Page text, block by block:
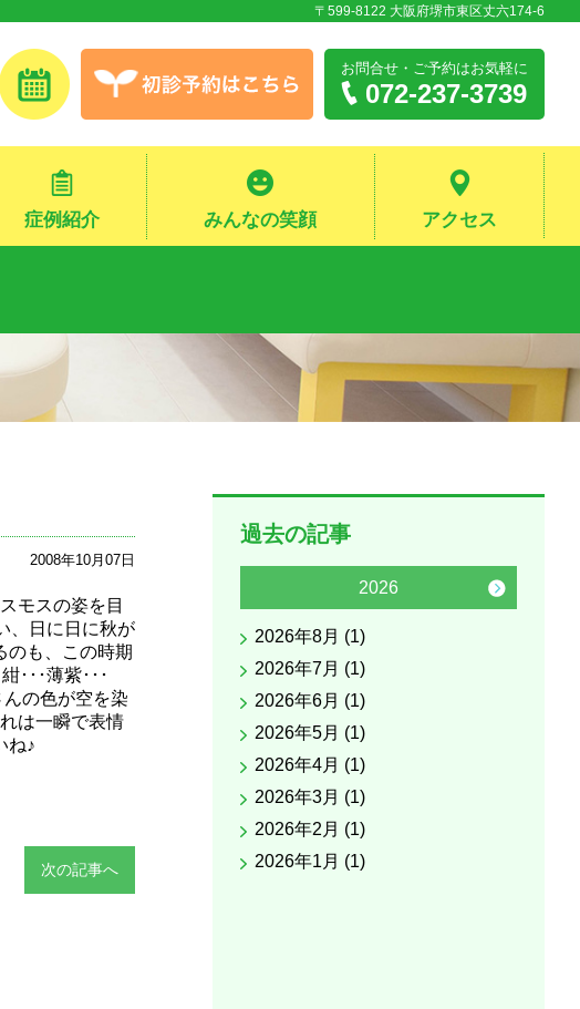
〒599-8122 大阪府堺市東区丈六174-6
お問合せ・ご予約はお気軽に
072-237-3739
症例紹介 みんなの笑顔 アクセス
2008年10月07日
モスの姿を目
、日に日に秋が
のも、この時期
･･･薄紫･･･
の色が空を染
は一瞬で表情
ね♪
次の記事へ
過去の記事
2026
2026年8月 (1)
2026年7月 (1)
2026年6月 (1)
2026年5月 (1)
2026年4月 (1)
2026年3月 (1)
2026年2月 (1)
2026年1月 (1)